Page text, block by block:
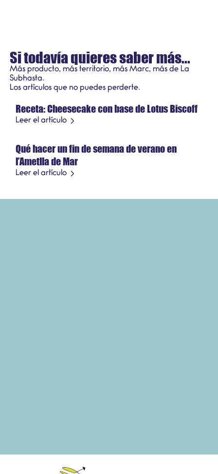
Si todavía quieres saber más...
Más producto, más territorio, más Marc, más de La
Subhasta.
Los artículos que no puedes perderte.
21 de julio de 2026
Recetas
Receta: Cheesecake con base de Lotus Biscoff
Leer el artículo
3 de julio de 2026
Producto de temporada
Qué hacer un fin de semana de verano en
l’Ametlla de Mar
Leer el artículo